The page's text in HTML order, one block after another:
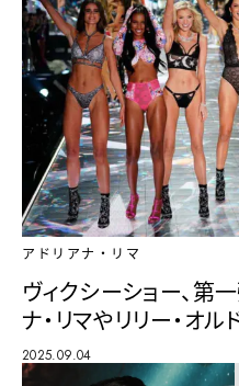
アドリアナ・リマ
ヴィクシーショー、第
ナ・リマやリリー・オ
2025.09.04